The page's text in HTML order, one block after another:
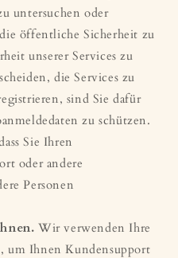
untersuchen oder
öffentliche Sicherheit zu
unserer Services zu
die Services zu
sind Sie dafür
zu schützen.
Sie Ihren
oder andere
Personen
Wir verwenden Ihre
um Ihnen Kundensupport